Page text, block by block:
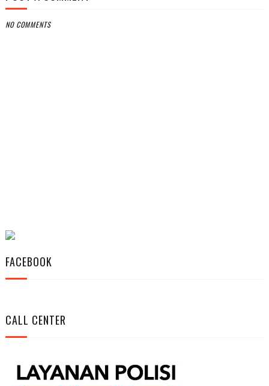
NO COMMENTS
FACEBOOK
CALL CENTER